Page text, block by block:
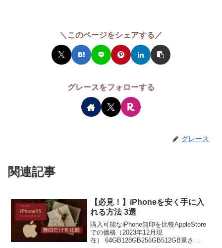
＼このページをシェアする／
グレースをフォローする
グレース
関連記事
【必見！】iPhoneを安く手に入
れる方法 3選
購入可能なiPhone無印を比較AppleStore
での価格（2023年12月現
在） 64GB128GB256GB512GB重さ